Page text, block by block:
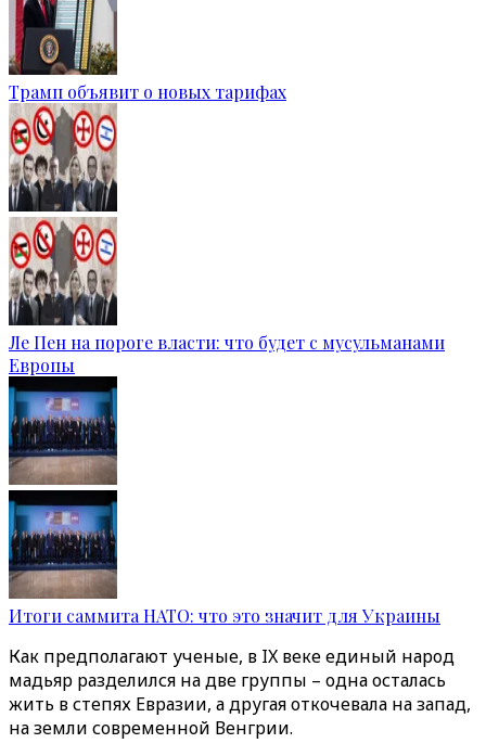
Трамп объявит о новых тарифах
Ле Пен на пороге власти: что будет с мусульманами
Европы
Итоги саммита НАТО: что это значит для Украины
Как предполагают ученые, в IX веке единый народ
мадьяр разделился на две группы – одна осталась
жить в степях Евразии, а другая откочевала на запад,
на земли современной Венгрии.